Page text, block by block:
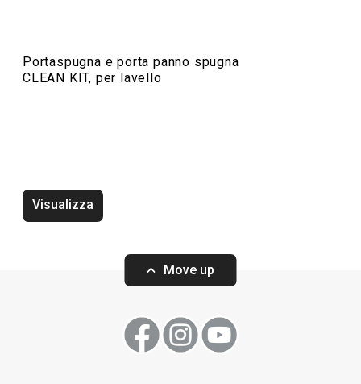
Portaspugna e porta panno spugna
CLEAN KIT, per lavello
Visualizza
Move up